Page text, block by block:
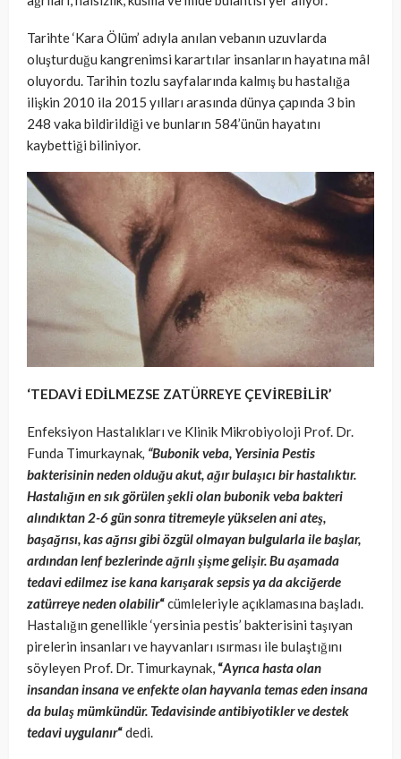
Tarihte ‘Kara Ölüm’ adıyla anılan vebanın uzuvlarda
oluşturduğu kangrenimsi karartılar insanların hayatına mâl
oluyordu. Tarihin tozlu sayfalarında kalmış bu hastalığa
ilişkin 2010 ila 2015 yılları arasında dünya çapında 3 bin
248 vaka bildirildiği ve bunların 584’ünün hayatını
kaybettiği biliniyor.
‘TEDAVİ EDİLMEZSE ZATÜRREYE ÇEVİREBİLİR’
Enfeksiyon Hastalıkları ve Klinik Mikrobiyoloji Prof. Dr.
Funda Timurkaynak, “Bubonik veba, Yersinia Pestis
bakterisinin neden olduğu akut, ağır bulaşıcı bir hastalıktır.
Hastalığın en sık görülen şekli olan bubonik veba bakteri
alındıktan 2-6 gün sonra titremeyle yükselen ani ateş,
başağrısı, kas ağrısı gibi özgül olmayan bulgularla ile başlar,
ardından lenf bezlerinde ağrılı şişme gelişir. Bu aşamada
tedavi edilmez ise kana karışarak sepsis ya da akciğerde
zatürreye neden olabilir“cümleleriyle açıklamasına başladı.
Hastalığın genellikle ‘yersinia pestis’ bakterisini taşıyan
pirelerin insanları ve hayvanları ısırması ile bulaştığını
söyleyen Prof. Dr. Timurkaynak, “Ayrıca hasta olan
insandan insana ve enfekte olan hayvanla temas eden insana
da bulaş mümkündür. Tedavisinde antibiyotikler ve destek
tedavi uygulanır“dedi.